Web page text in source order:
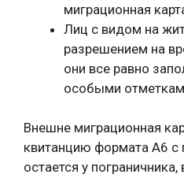
миграционная
Лиц с видом на
разрешением на
они все равно
особыми
Внешне миграционная
квитанцию формата А6 с
остается у